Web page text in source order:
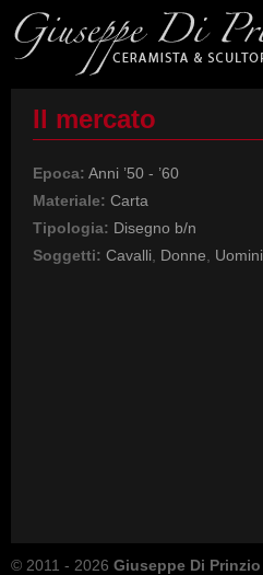
Il mercato
Epoca: Anni ’50 - ’60
Materiale: Carta
Tipologia: Disegno b/n
Soggetti: Cavalli Donne Uomini
© 2011 - 2026 Giuseppe Di Prinzio